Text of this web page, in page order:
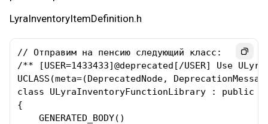
LyraInventoryItemDefinition.h
// Отправим на пенсию следующий класс:
/** [USER=1433433]@deprecated[/USER] Use
UCLASS(meta=(DeprecatedNode,
class ULyraInventoryFunctionLibrary : public
{
    GENERATED_BODY()